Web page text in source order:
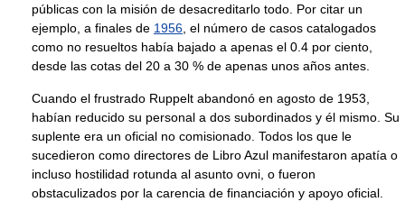
públicas con la misión de desacreditarlo todo. Por citar un
ejemplo, a finales de 1956 , el número de casos catalogados
como no resueltos había bajado a apenas el 0.4 por ciento,
desde las cotas del 20 a 30 % de apenas unos años antes.
Cuando el frustrado Ruppelt abandonó en agosto de 1953,
habían reducido su personal a dos subordinados y él mismo. Su
suplente era un oficial no comisionado. Todos los que le
sucedieron como directores de Libro Azul manifestaron apatía o
incluso hostilidad rotunda al asunto ovni, o fueron
obstaculizados por la carencia de financiación y apoyo oficial.